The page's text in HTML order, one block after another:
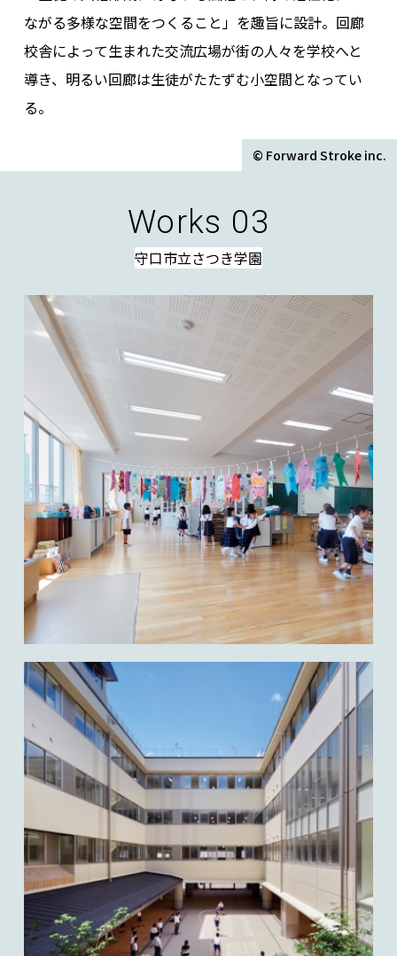
ながる多様な空間をつくること」を趣旨に設計。回廊
校舎によって生まれた交流広場が街の人々を学校へと
導き、明るい回廊は生徒がたたずむ小空間となってい
る。
© Forward Stroke inc.
Works 03
守口市立さつき学園